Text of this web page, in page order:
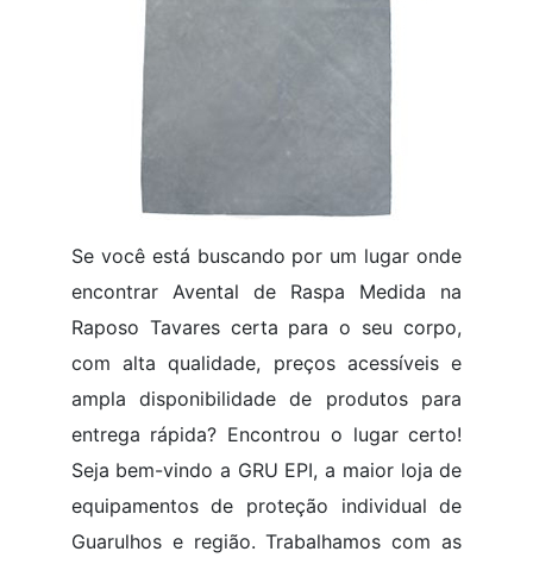
Se você está buscando por um lugar onde
encontrar Avental de Raspa Medida na
Raposo Tavares certa para o seu corpo,
com alta qualidade, preços acessíveis e
ampla disponibilidade de produtos para
entrega rápida? Encontrou o lugar certo!
Seja bem-vindo a GRU EPI, a maior loja de
equipamentos de proteção individual de
Guarulhos e região. Trabalhamos com as